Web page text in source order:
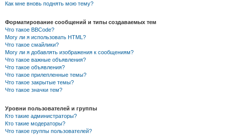
Как мне вновь поднять мою тему?
Форматирование сообщений и типы создаваемых тем
Что такое BBCode?
Могу ли я использовать HTML?
Что такое смайлики?
Могу ли я добавлять изображения к сообщениям?
Что такое важные объявления?
Что такое объявления?
Что такое прилепленные темы?
Что такое закрытые темы?
Что такое значки тем?
Уровни пользователей и группы
Кто такие администраторы?
Кто такие модераторы?
Что такое группы пользователей?